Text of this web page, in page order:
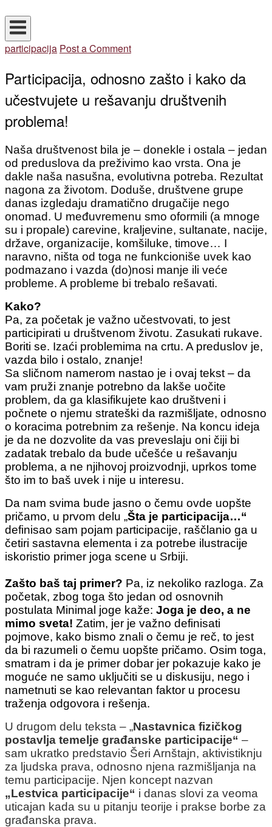
to
content
participacija Post a Comment
Participacija, odnosno zašto i kako da
učestvujete u rešavanju društvenih
problema!
Naša društvenost bila je – donekle i ostala – jedan
od preduslova da preživimo kao vrsta. Ona je
dakle naša nasušna, evolutivna potreba. Rezultat
nagona za životom. Doduše, društvene grupe
danas izgledaju dramatično drugačije nego
onomad. U međuvremenu smo oformili (a mnoge
su i propale) carevine, kraljevine, sultanate, nacije,
države, organizacije, komšiluke, timove… I
naravno, ništa od toga ne funkcioniše uvek kao
podmazano i vazda (do)nosi manje ili veće
probleme. A probleme bi trebalo rešavati.
Kako?
Pa, za početak je važno učestvovati, to jest
participirati u društvenom životu. Zasukati rukave.
Boriti se. Izaći problemima na crtu. A preduslov je,
vazda bilo i ostalo, znanje!
Sa sličnom namerom nastao je i ovaj tekst – da
vam pruži znanje potrebno da lakše uočite
problem, da ga klasifikujete kao društveni i
počnete o njemu strateški da razmišljate, odnosno
o koracima potrebnim za rešenje. Na koncu ideja
je da ne dozvolite da vas preveslaju oni čiji bi
zadatak trebalo da bude učešće u rešavanju
problema, a ne njihovoj proizvodnji, uprkos tome
što im to baš uvek i nije u interesu.
Da nam svima bude jasno o čemu ovde uopšte
pričamo, u prvom delu „Šta je participacija…“
definisao sam pojam participacije, raščlanio ga u
četiri sastavna elementa i za potrebe ilustracije
iskoristio primer joga scene u Srbiji.
Zašto baš taj primer? Pa, iz nekoliko razloga. Za
početak, zbog toga što jedan od osnovnih
postulata Minimal joge kaže: Joga je deo, a ne
mimo sveta! Zatim, jer je važno definisati
pojmove, kako bismo znali o čemu je reč, to jest
da bi razumeli o čemu uopšte pričamo. Osim toga,
smatram i da je primer dobar jer pokazuje kako je
moguće ne samo uključiti se u diskusiju, nego i
nametnuti se kao relevantan faktor u procesu
traženja odgovora i rešenja.
U drugom delu teksta – „Nastavnica fizičkog
postavlja temelje građanske participacije“ –
sam ukratko predstavio Šeri Arnštajn, aktivistiknju
za ljudska prava, odnosno njena razmišljanja na
temu participacije. Njen koncept nazvan
„Lestvica participacije“ i danas slovi za veoma
uticajan kada su u pitanju teorije i prakse borbe za
građanska prava.